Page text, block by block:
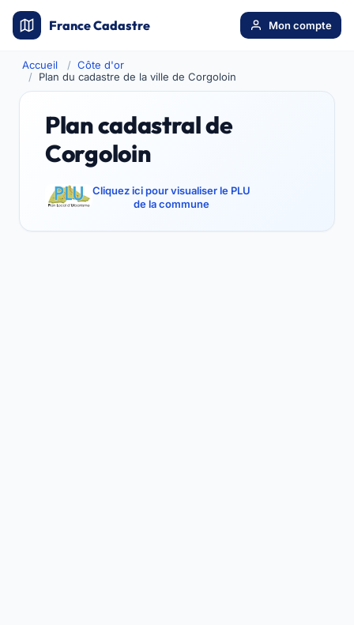
France Cadastre Mon compte
Accueil
Côte d'or
Plan du cadastre de la ville de Corgoloin
Plan cadastral de
Corgoloin
Cliquez ici pour visualiser le PLU
de la commune